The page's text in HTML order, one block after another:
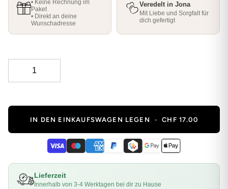
• Keine Rechnung im
Paket
• Direkt an deine
Wunschadresse
Veredelt in Jona
Mit Liebe und Sorgfalt für
dich gefertigt
IN DEN EINKAUFSWAGEN LEGEN • CHF 17.00
Lieferzeit
Innerhalb von 3-4 Werktagen bei dir zu Hause